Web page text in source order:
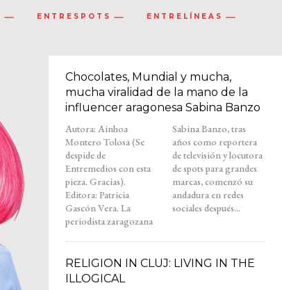
ENTRESPOTS ENTRELÍNEAS
Chocolates, Mundial y mucha,
mucha viralidad de la mano de la
influencer aragonesa Sabina Banzo
Autora: Ainhoa
Montero Tolosa (Se
despide de
Entremedios con esta
pieza. Gracias).
Editora: Patricia
Gascón Vera. La
periodista zaragozana
Sabina Banzo, tras
años como reportera
de televisión y locutora
de spots para grandes
marcas, comenzó su
andadura en redes
sociales después...
RELIGION IN CLUJ: LIVING IN THE
ILLOGICAL